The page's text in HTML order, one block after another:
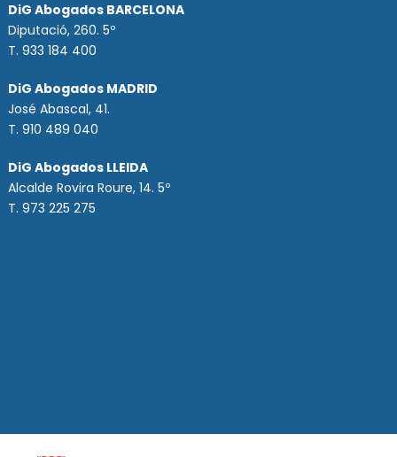
DiG Abogados BARCELONA
Diputació, 260. 5º
T. 933 184 400
DiG Abogados MADRID
José Abascal, 41.
T.910 489 040
DiG Abogados LLEIDA
Alcalde Rovira Roure, 14. 5º
T. 973 225 275